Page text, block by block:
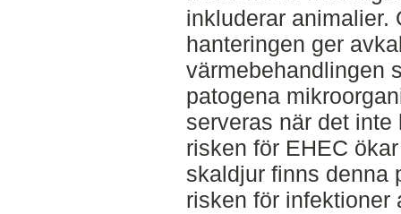
inkluderar animalier.
hanteringen ger
värmebehandlingen
patogena
serveras när det
risken för EHEC
skaldjur finns denna
risken för infektioner